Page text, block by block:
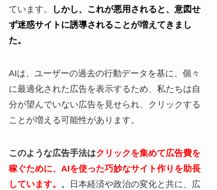
ています。
しかし、これが悪用されると、意図せ
ず迷惑サイトに誘導されることが増えてきまし
た。
AIは、ユーザーの過去の行動データを基に、個々
に最適化された広告を表示するため、私たちは自
分が望んでいない広告を見せられ、クリックする
ことが増える可能性があります。
このような広告手法はクリックを集めて広告費を
稼ぐために、AIを使った巧妙なサイト作りを助長
しています。
、
日本経済や政治の変化と共に、広